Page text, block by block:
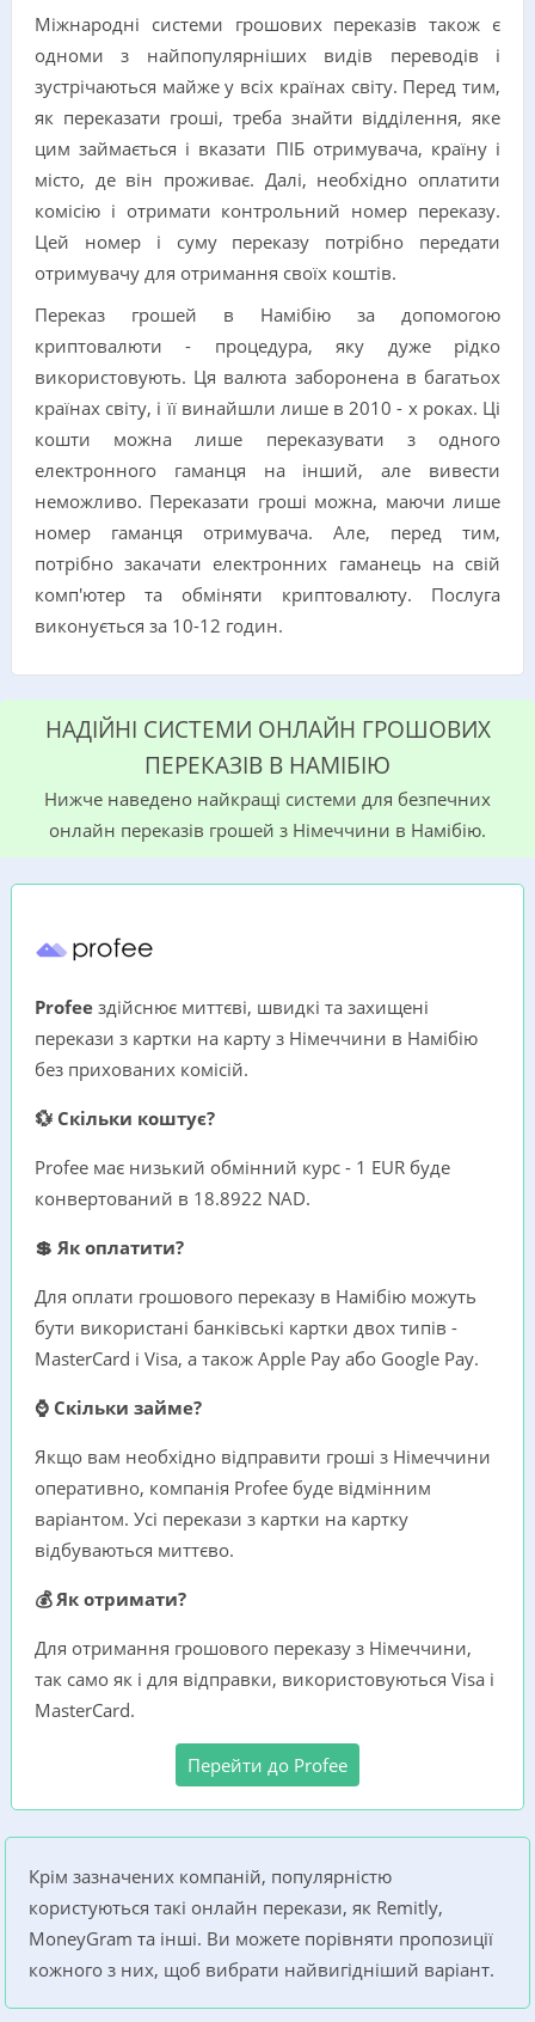
Міжнародні системи грошових переказів також є
одноми з найпопулярніших видів переводів і
зустрічаються майже у всіх країнах світу. Перед тим,
як переказати гроші, треба знайти відділення, яке
цим займається і вказати ПІБ отримувача, країну і
місто, де він проживає. Далі, необхідно оплатити
комісію і отримати контрольний номер переказу.
Цей номер і суму переказу потрібно передати
отримувачу для отримання своїх коштів.
Переказ грошей в Намібію за допомогою
криптовалюти - процедура, яку дуже рідко
використовують. Ця валюта заборонена в багатьох
країнах світу, і її винайшли лише в 2010 - х роках. Ці
кошти можна лише переказувати з одного
електронного гаманця на інший, але вивести
неможливо. Переказати гроші можна, маючи лише
номер гаманця отримувача. Але, перед тим,
потрібно закачати електронних гаманець на свій
комп'ютер та обміняти криптовалюту. Послуга
виконується за 10-12 годин.
НАДІЙНІ СИСТЕМИ ОНЛАЙН ГРОШОВИХ
ПЕРЕКАЗІВ В НАМІБІЮ
Нижче наведено найкращі системи для безпечних
онлайн переказів грошей з Німеччини в Намібію.
Profee здійснює миттєві, швидкі та захищені
перекази з картки на карту з Німеччини в Намібію
без прихованих комісій.
💱 Скільки коштує?
Profee має низький обмінний курс - 1 EUR буде
конвертований в 18.8922 NAD.
💲 Як оплатити?
Для оплати грошового переказу в Намібію можуть
бути використані банківські картки двох типів -
MasterCard i Visa, а також Apple Pay або Google Pay.
⌚ Скільки займе?
Якщо вам необхідно відправити гроші з Німеччини
оперативно, компанія Profee буде відмінним
варіантом. Усі перекази з картки на картку
відбуваються миттєво.
💰 Як отримати?
Для отримання грошового переказу з Німеччини,
так само як і для відправки, використовуються Visa i
MasterCard.
Перейти до Profee
Крім зазначених компаній, популярністю
користуються такі онлайн перекази, як Remitly,
MoneyGram та інші. Ви можете порівняти пропозиції
кожного з них, щоб вибрати найвигідніший варіант.